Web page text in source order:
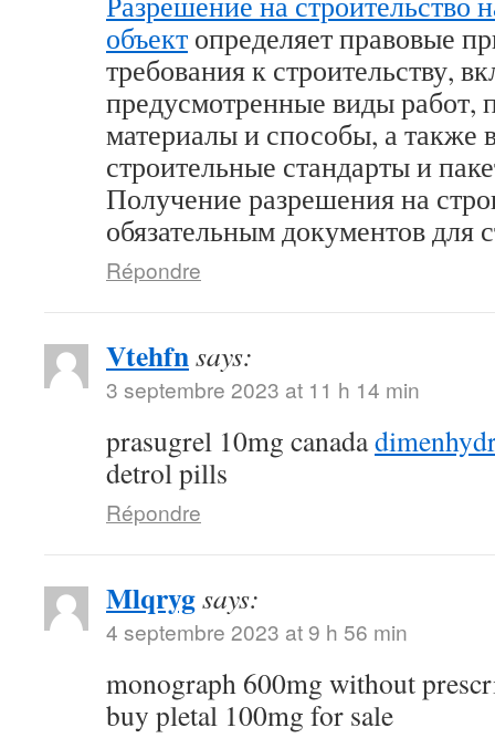
объект определяет правовые
требования к строительству,
предусмотренные виды работ,
материалы и способы, а также
строительные стандарты и
Получение разрешения на
обязательным документов для
Répondre
Vtehfnsays:
3 septembre 2023 at 11 h 14 min
prasugrel 10mg canada
detrol pills
Répondre
Mlqrygsays:
4 septembre 2023 at 9 h 56 min
monograph 600mg without
buy pletal 100mg for sale